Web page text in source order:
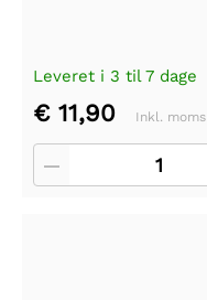
Leveret i 3 til 7 dage
€ 11,90 Inkl. moms